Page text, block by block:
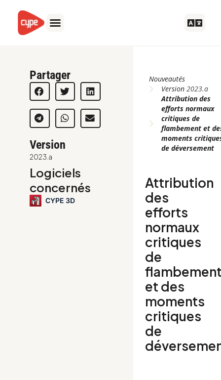
contenu
Partager
Version
2023.a
Logiciels
concernés
CYPE 3D
Nouveautés
Version2023.a
Attribution des
efforts normaux
critiques de
flambement et
moments
de déversement
Attribution
des
efforts
normaux
critiques
de
et des
moments
critiques
de